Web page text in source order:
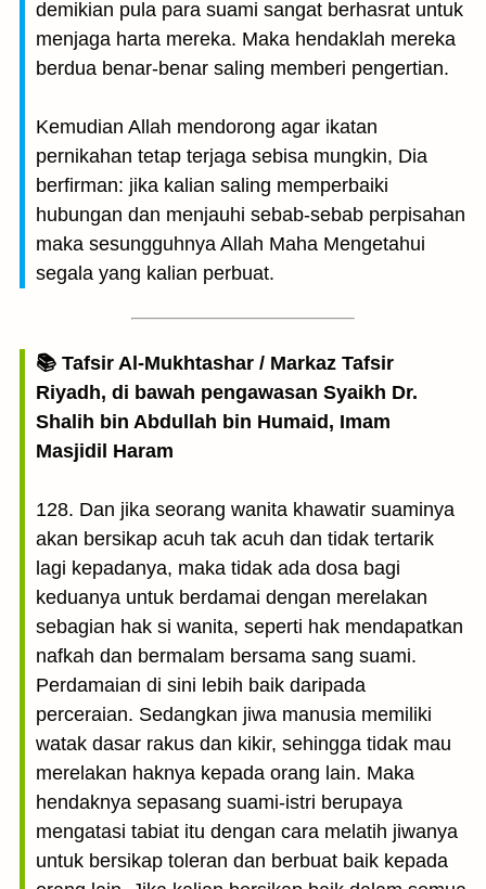
demikian pula para suami sangat berhasrat untuk
menjaga harta mereka. Maka hendaklah mereka
berdua benar-benar saling memberi pengertian.
Kemudian Allah mendorong agar ikatan
pernikahan tetap terjaga sebisa mungkin, Dia
berfirman: jika kalian saling memperbaiki
hubungan dan menjauhi sebab-sebab perpisahan
maka sesungguhnya Allah Maha Mengetahui
segala yang kalian perbuat.
📚 Tafsir Al-Mukhtashar / Markaz Tafsir
Riyadh, di bawah pengawasan Syaikh Dr.
Shalih bin Abdullah bin Humaid, Imam
Masjidil Haram
128. Dan jika seorang wanita khawatir suaminya
akan bersikap acuh tak acuh dan tidak tertarik
lagi kepadanya, maka tidak ada dosa bagi
keduanya untuk berdamai dengan merelakan
sebagian hak si wanita, seperti hak mendapatkan
nafkah dan bermalam bersama sang suami.
Perdamaian di sini lebih baik daripada
perceraian. Sedangkan jiwa manusia memiliki
watak dasar rakus dan kikir, sehingga tidak mau
merelakan haknya kepada orang lain. Maka
hendaknya sepasang suami-istri berupaya
mengatasi tabiat itu dengan cara melatih jiwanya
untuk bersikap toleran dan berbuat baik kepada